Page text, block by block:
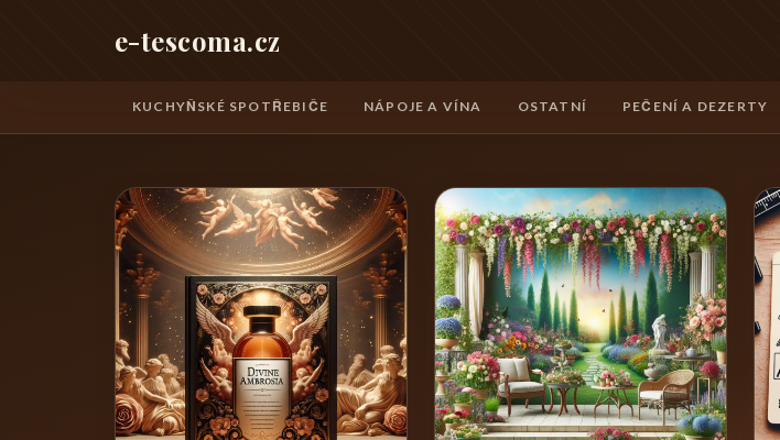
e-tescoma.cz
KUCHYŇSKÉ SPOTŘEBIČE NÁPOJE A VÍNA OSTATNÍ PEČENÍ A DEZERTY